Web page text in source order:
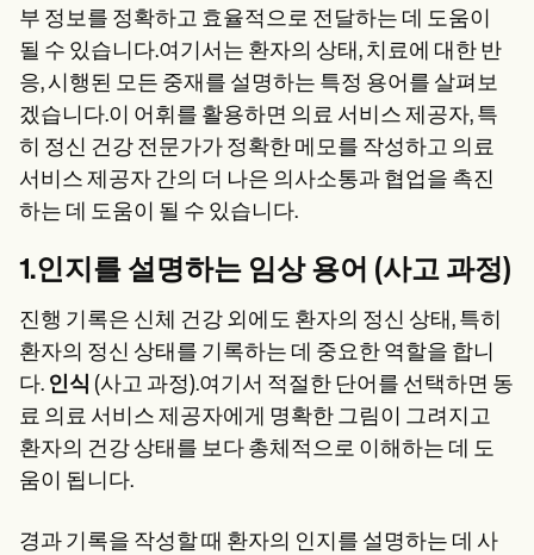
부 정보를 정확하고 효율적으로 전달하는 데 도움이
될 수 있습니다.여기서는 환자의 상태, 치료에 대한 반
응, 시행된 모든 중재를 설명하는 특정 용어를 살펴보
겠습니다.이 어휘를 활용하면 의료 서비스 제공자, 특
히 정신 건강 전문가가 정확한 메모를 작성하고 의료
서비스 제공자 간의 더 나은 의사소통과 협업을 촉진
하는 데 도움이 될 수 있습니다.
1.인지를 설명하는 임상 용어 (사고 과정)
진행 기록은 신체 건강 외에도 환자의 정신 상태, 특히
환자의 정신 상태를 기록하는 데 중요한 역할을 합니
다. 인식 (사고 과정).여기서 적절한 단어를 선택하면 동
료 의료 서비스 제공자에게 명확한 그림이 그려지고
환자의 건강 상태를 보다 총체적으로 이해하는 데 도
움이 됩니다.
경과 기록을 작성할 때 환자의 인지를 설명하는 데 사